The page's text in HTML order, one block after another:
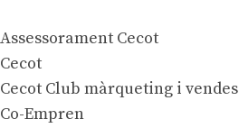
Assessorament Cecot
Cecot
Cecot Club màrqueting i vendes
Co-Empren